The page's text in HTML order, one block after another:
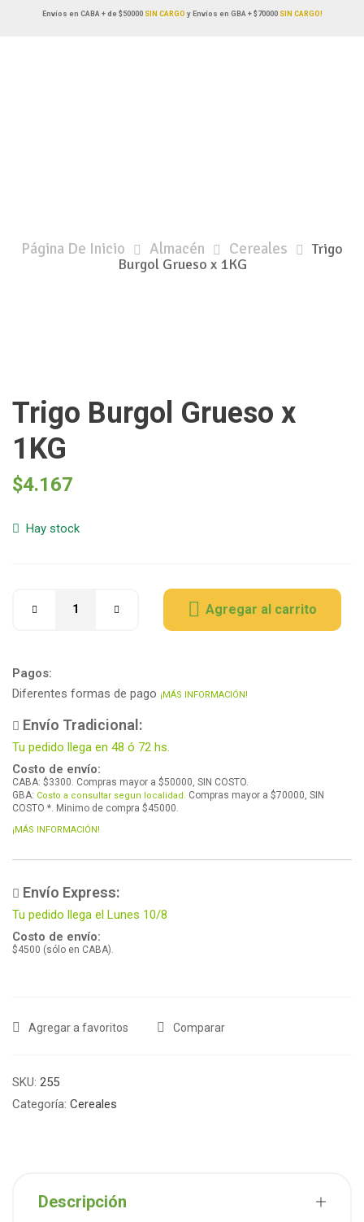
Envíos en CABA + de $50000SIN CARGO y Envíos en GBA + $70000 SIN CARGO!
Página De Inicio Almacén Cereales
Trigo
Burgol Grueso x 1KG
Trigo Burgol Grueso x
1KG
$4.167
Hay stock
Agregar al carrito
Pagos:
Diferentes formas de pago ¡MÁS INFORMACIÓN!
Envío Tradicional:
Tu pedido llega en 48 ó 72 hs.
Costo de envío:
CABA: $3300. Compras mayor a $50000, SIN COSTO.
GBA: Costo a consultar segun localidad.
Compras mayor a $70000, SIN
COSTO *. Minimo de compra $45000.
¡MÁS INFORMACIÓN!
Envío Express:
Tu pedido llega el Lunes 10/8
Costo de envío:
$4500 (sólo en CABA).
Agregar a favoritos Comparar
SKU: 255
Categoría: Cereales
Descripción